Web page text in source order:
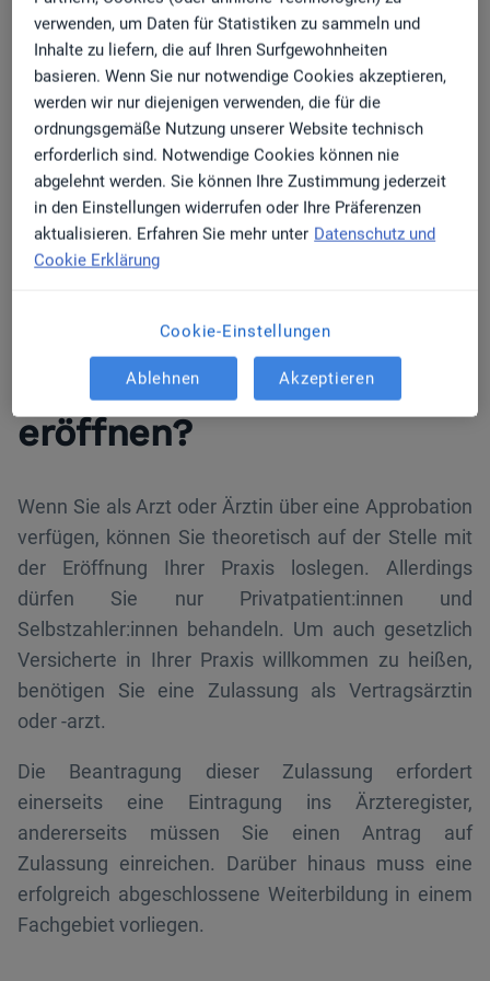
Sollten Sie über kein oder wenig
betriebswirtschaftliches Wissen verfügen, ist das
kein Grund, Ihren Traum nicht zu verwirklichen.
Mithilfe vonGründer-Seminarenoder einem
Whitepaperzum Thema Existenzgründung können
Sie sich nötige Kenntnisse aus der
Betriebswirtschaft aneignen und sind somit für alles
bestens gerüstet.
2. Voraussetzung: Darf
ich eine eigene Praxis
eröffnen?
Wenn Sie als Arzt oder Ärztin über eine Approbation
verfügen, können Sie theoretisch auf der Stelle mit
der Eröffnung Ihrer Praxis loslegen. Allerdings
dürfen Sie nur Privatpatient:innen und
Selbstzahler:innen behandeln. Um auch gesetzlich
Versicherte in Ihrer Praxis willkommen zu heißen,
benötigen Sie eine Zulassung als Vertragsärztin
oder -arzt.
Die Beantragung dieser Zulassung erfordert
einerseits eine Eintragung ins Ärzteregister,
andererseits müssen Sie einen Antrag auf
Zulassung einreichen. Darüber hinaus muss eine
erfolgreich abgeschlossene Weiterbildung in einem
Fachgebiet vorliegen.
verwenden, um Daten für Statistiken zu sammeln und
Inhalte zu liefern, die auf Ihren Surfgewohnheiten
basieren. Wenn Sie nur notwendige Cookies akzeptieren,
werden wir nur diejenigen verwenden, die für die
ordnungsgemäße Nutzung unserer Website technisch
erforderlich sind. Notwendige Cookies können nie
abgelehnt werden. Sie können Ihre Zustimmung jederzeit
in den Einstellungen widerrufen oder Ihre Präferenzen
aktualisieren. Erfahren Sie mehr unter Datenschutz und
Cookie Erklärung
Cookie-Einstellungen
Ablehnen Akzeptieren